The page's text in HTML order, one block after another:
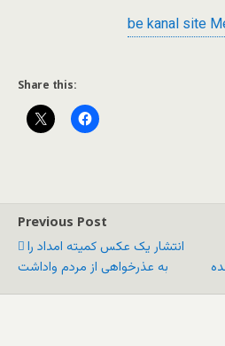
Share this:
Previous Post
انتشار یک عکس کمیته امداد را
به عذرخواهی از مردم واداشت